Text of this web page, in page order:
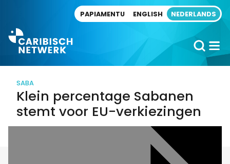
PAPIAMENTU ENGLISH NEDERLANDS
SABA
Klein percentage Sabanen
stemt voor EU-verkiezingen